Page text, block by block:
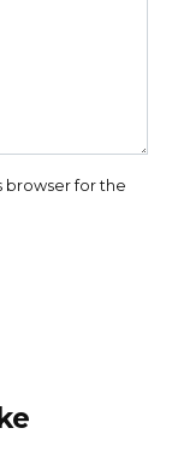
browser for the